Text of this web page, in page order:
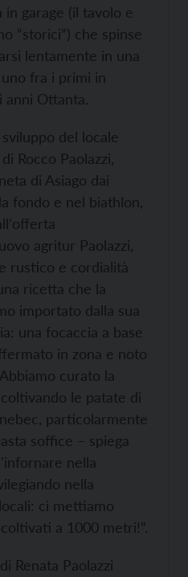
garage (il tavolo e
“storici”) che spinse
lentamente in una
fra i primi in
anni Ottanta.
del locale
Rocco Paolazzi,
di Asiago dai
fondo e nel biathlon,
agritur Paolazzi,
rustico e cordialità
ricetta che la
importato dalla sua
una focaccia a base
in zona e noto
curato la
le patate di
particolarmente
soffice – spiega
nella
nella
ci mettiamo
a 1000 metri!”.
Renata Paolazzi